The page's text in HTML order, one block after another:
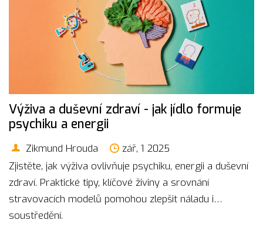
Výživa a duševní zdraví - jak jídlo formuje
psychiku a energii
Zikmund Hrouda
zář, 1 2025
Zjistěte, jak výživa ovlivňuje psychiku, energii a duševní
zdraví. Praktické tipy, klíčové živiny a srovnání
stravovacích modelů pomohou zlepšit náladu i
soustředění.